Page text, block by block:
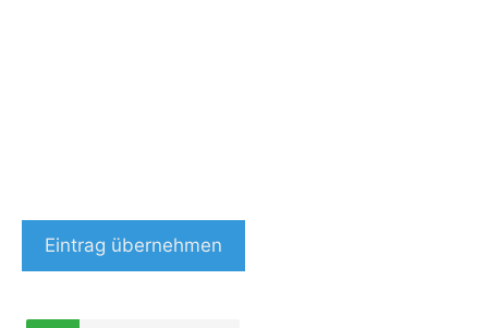
Eintrag übernehmen